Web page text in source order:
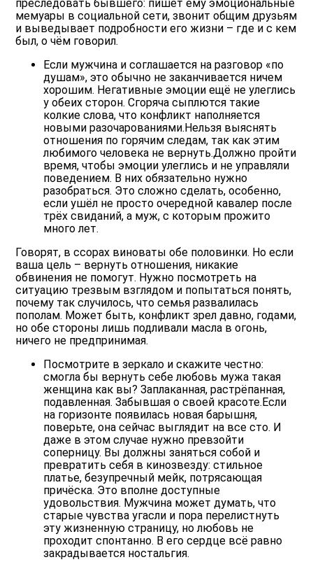
преследовать бывшего: пишет ему эмоциональные
мемуары в социальной сети, звонит общим друзьям
и выведывает подробности его жизни – где и с кем
был, о чём говорил.
Если мужчина и соглашается на разговор «по
душам», это обычно не заканчивается ничем
хорошим. Негативные эмоции ещё не улеглись
у обеих сторон. Сгоряча сыплются такие
колкие слова, что конфликт наполняется
новыми разочарованиями.Нельзя выяснять
отношения по горячим следам, так как этим
любимого человека не вернуть.Должно пройти
время, чтобы эмоции улеглись и не управляли
поведением. В них обязательно нужно
разобраться. Это сложно сделать, особенно,
если ушёл не просто очередной кавалер после
трёх свиданий, а муж, с которым прожито
много лет.
Говорят, в ссорах виноваты обе половинки. Но если
ваша цель – вернуть отношения, никакие
обвинения не помогут. Нужно посмотреть на
ситуацию трезвым взглядом и попытаться понять,
почему так случилось, что семья развалилась
пополам. Может быть, конфликт зрел давно, годами,
но обе стороны лишь подливали масла в огонь,
ничего не предпринимая.
Посмотрите в зеркало и скажите честно:
смогла бы вернуть себе любовь мужа такая
женщина как вы? Заплаканная, растрёпанная,
подавленная. Забывшая о своей красоте.Если
на горизонте появилась новая барышня,
поверьте, она сейчас выглядит на все сто. И
даже в этом случае нужно превзойти
соперницу. Вы должны заняться собой и
превратить себя в кинозвезду: стильное
платье, безупречный мейк, потрясающая
причёска. Это вполне доступные
удовольствия. Мужчина может думать, что
старые чувства угасли и пора перелистнуть
эту жизненную страницу, но любовь не
проходит спонтанно. В его сердце всё равно
закрадывается ностальгия.